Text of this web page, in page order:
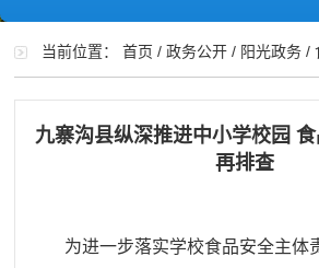
当前位置：首页 /政务公开 / 阳光政务 /
九寨沟县纵深推进中小学校园
再排查
为进一步落实学校食品安全主体